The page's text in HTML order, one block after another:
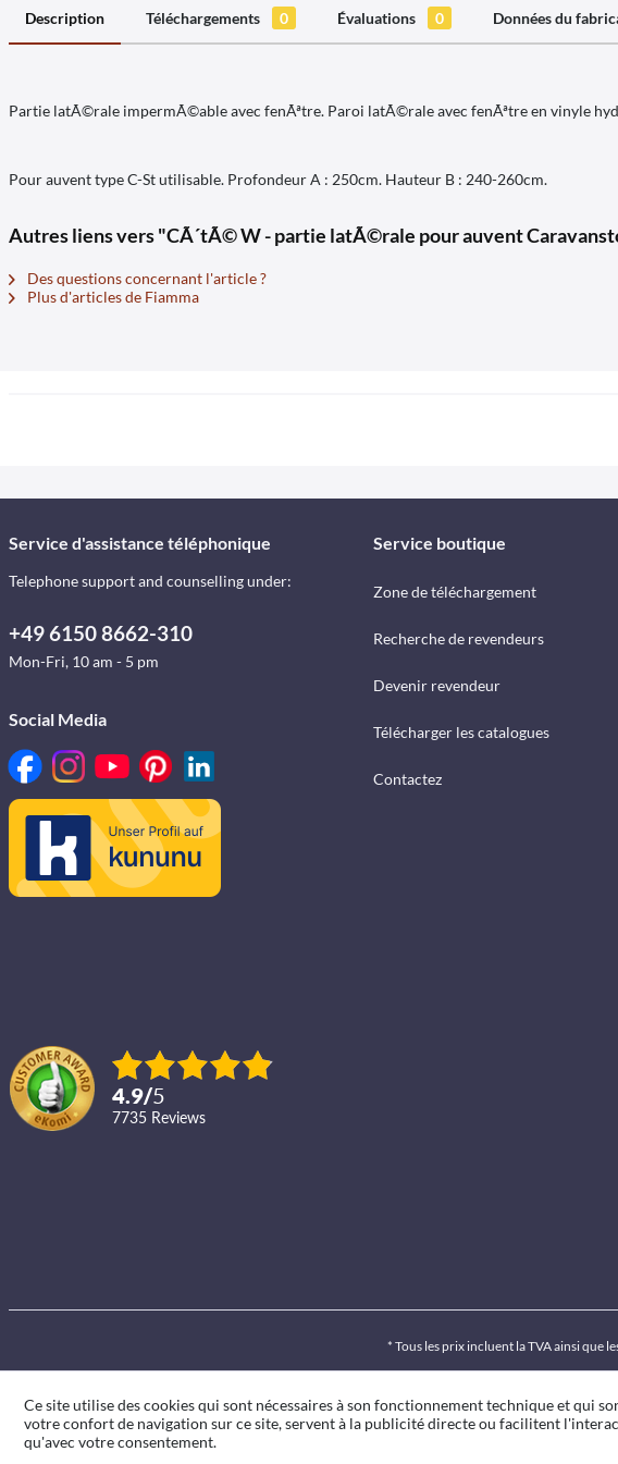
Description Téléchargements 0 Évaluations 0 Données du
Partie latÃ©rale impermÃ©able avec fenÃªtre. Paroi latÃ©rale avec fenÃªtre en vinyle
Pour auvent type C-St utilisable. Profondeur A : 250cm. Hauteur B : 240-260cm.
Autres liens vers "CÃ´tÃ© W - partie latÃ©rale pour auvent
Des questions concernant l'article ?
Plus d'articles de Fiamma
Service d'assistance téléphonique
Telephone support and counselling under:
+49 6150 8662-310
Mon-Fri, 10 am - 5 pm
Social Media
4.9/5
7735 reviews
Service boutique
Zone de téléchargement
Recherche de revendeurs
Devenir revendeur
Télécharger les catalogues
Contactez
* Tous les prix incluent la TVA ainsi que
Ce site utilise des cookies qui sont nécessaires à son fonctionnement technique et qui
votre confort de navigation sur ce site, servent à la publicité directe ou facilitent
qu'avec votre consentement.